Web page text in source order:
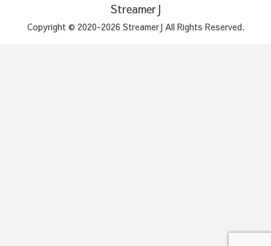
StreamerJ
Copyright © 2020-2026 StreamerJ All Rights Reserved.